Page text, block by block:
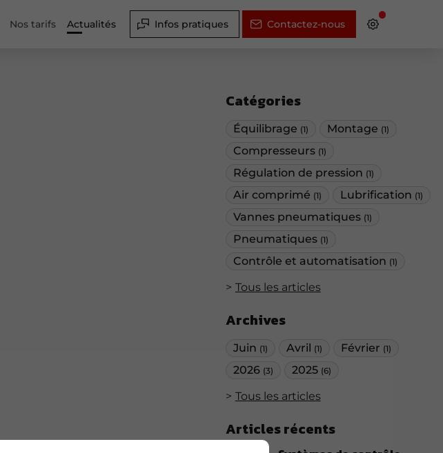
Nos tarifs Actualités Infos pratiques Contactez-nous
Catégories
Équilibrage (1) Montage (1)
Compresseurs (1)
Régulation de pression (1)
Air comprimé (1) Lubrification (1)
Vannes pneumatiques (1)
Pneumatiques (1)
Contrôle et automatisation (1)
Tous les articles
Archives
Juin (1) Avril (1) Février (1)
2026 (3) 2025 (6)
Tous les articles
Articles récents